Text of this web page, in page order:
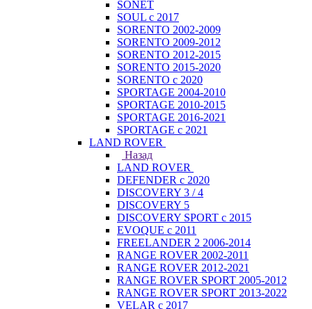
SONET
SOUL с 2017
SORENTO 2002-2009
SORENTO 2009-2012
SORENTO 2012-2015
SORENTO 2015-2020
SORENTO с 2020
SPORTAGE 2004-2010
SPORTAGE 2010-2015
SPORTAGE 2016-2021
SPORTAGE с 2021
LAND ROVER
Назад
LAND ROVER
DEFENDER с 2020
DISCOVERY 3 / 4
DISCOVERY 5
DISCOVERY SPORT с 2015
EVOQUE с 2011
FREELANDER 2 2006-2014
RANGE ROVER 2002-2011
RANGE ROVER 2012-2021
RANGE ROVER SPORT 2005-2012
RANGE ROVER SPORT 2013-2022
VELAR с 2017